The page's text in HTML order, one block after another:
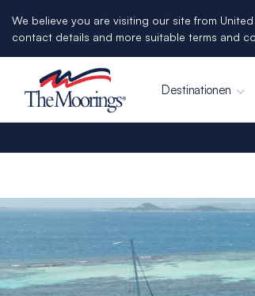
We believe you are visiting our site from
contact details and more suitable terms and
Destinationen